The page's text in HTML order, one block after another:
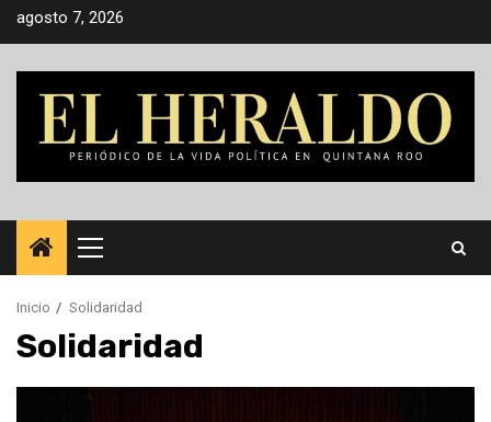
Saltar
agosto 7, 2026
Menú
principal
Inicio Solidaridad
Solidaridad